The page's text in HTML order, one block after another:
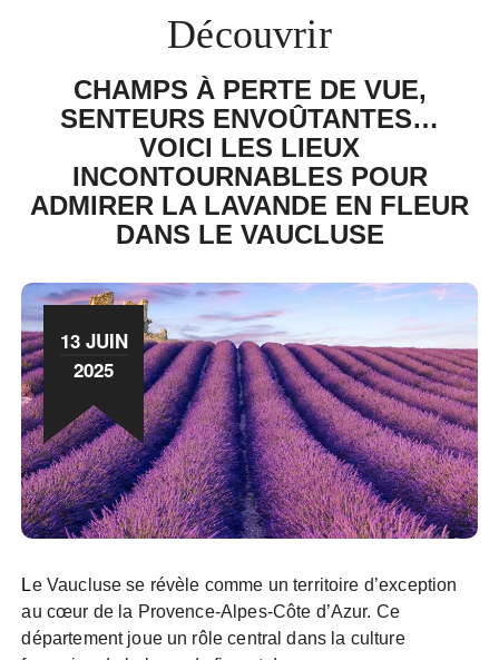
Découvrir
CHAMPS À PERTE DE VUE,
SENTEURS ENVOÛTANTES…
VOICI LES LIEUX
INCONTOURNABLES POUR
ADMIRER LA LAVANDE EN FLEUR
DANS LE VAUCLUSE
13 JUIN
2025
Le Vaucluse se révèle comme un territoire d’exception
au cœur de la Provence-Alpes-Côte d’Azur. Ce
département joue un rôle central dans la culture